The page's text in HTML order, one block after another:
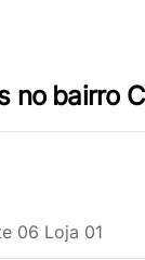
no bairro
06 Loja 01